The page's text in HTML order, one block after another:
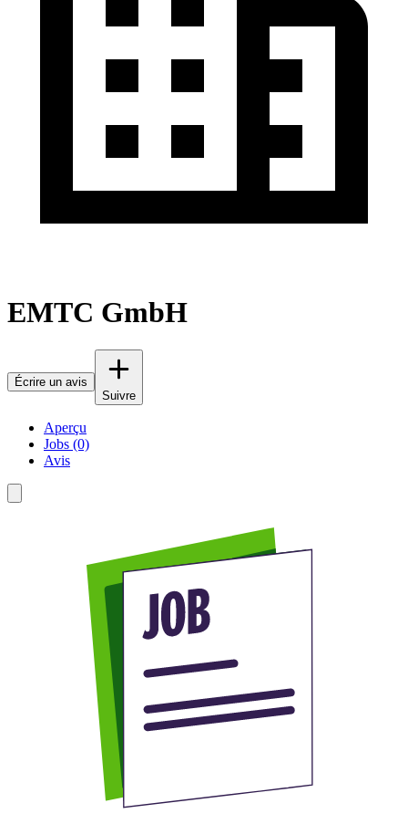
EMTC GmbH
Écrire un avis
Suivre
Aperçu
Jobs (0)
Avis